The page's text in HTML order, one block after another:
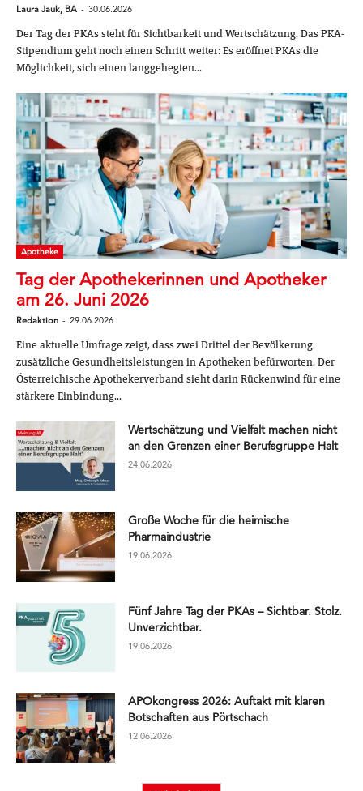
Laura Jauk, BA - 30.06.2026
Der Tag der PKAs steht für Sichtbarkeit und Wertschätzung. Das PKA-
Stipendium geht noch einen Schritt weiter: Es eröffnet PKAs die
Möglichkeit, sich einen langgehegten...
Apotheke
Tag der Apothekerinnen und Apotheker
am 26. Juni 2026
Redaktion - 29.06.2026
Eine aktuelle Umfrage zeigt, dass zwei Drittel der Bevölkerung
zusätzliche Gesundheitsleistungen in Apotheken befürworten. Der
Österreichische Apothekerverband sieht darin Rückenwind für eine
stärkere Einbindung...
Wertschätzung und Vielfalt machen nicht
an den Grenzen einer Berufsgruppe Halt
24.06.2026
Große Woche für die heimische
Pharmaindustrie
19.06.2026
Fünf Jahre Tag der PKAs – Sichtbar. Stolz.
Unverzichtbar.
19.06.2026
APOkongress 2026: Auftakt mit klaren
Botschaften aus Pörtschach
12.06.2026